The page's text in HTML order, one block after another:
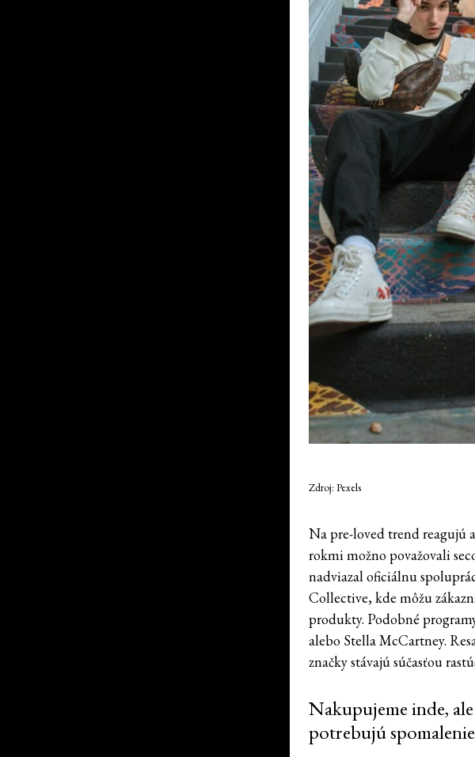
Zdroj: Pexels
Na pre-loved trend reagujú
rokmi možno považovali
nadviazal oficiálnu
Collective, kde môžu
produkty. Podobné
alebo Stella McCartney.
značky stávajú súčasťou
Nakupujeme inde,
potrebujú spomalenie